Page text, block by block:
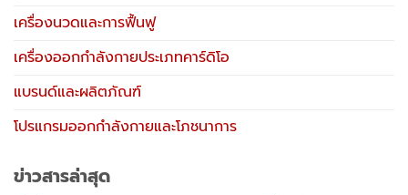
เครื่องนวดและการฟื้นฟู
เครื่องออกกำลังกายประเภทคาร์ดิโอ
แบรนด์และผลิตภัณฑ์
โปรแกรมออกกำลังกายและโภชนาการ
ข่าวสารล่าสุด